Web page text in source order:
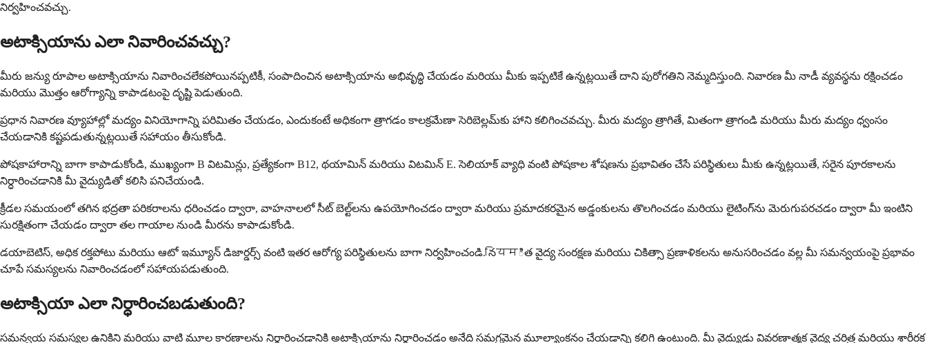
నిర్వహించవచ్చు.
అటాక్సియాను ఎలా నివారించవచ్చు?
మీరు జన్యు రూపాల అటాక్సియాను నివారించలేకపోయినప్పటికీ, సంపాదించిన అటాక్సియాను అభివృద్ధి చేయడం మరియు మీకు ఇప్పటికే ఉన్నట్లయితే దాని పురోగతిని నెమ్మదిస్తుంది. నివారణ మీ నాడీ వ్యవస్థను రక్షించడం
మరియు మొత్తం ఆరోగ్యాన్ని కాపాడటంపై దృష్టి పెడుతుంది.
ప్రధాన నివారణ వ్యూహాల్లో మద్యం వినియోగాన్ని పరిమితం చేయడం, ఎందుకంటే అధికంగా త్రాగడం కాలక్రమేణా సెరిబెల్లమ్‌కు హాని కలిగించవచ్చు. మీరు మద్యం త్రాగితే, మితంగా త్రాగండి మరియు మీరు మద్యం ధ్వంసం
చేయడానికి కష్టపడుతున్నట్లయితే సహాయం తీసుకోండి.
పోషకాహారాన్ని బాగా కాపాడుకోండి, ముఖ్యంగా B విటమిన్లు, ప్రత్యేకంగా B12, థయామిన్ మరియు విటమిన్ E. సెలియాక్ వ్యాధి వంటి పోషకాల శోషణను ప్రభావితం చేసే పరిస్థితులు మీకు ఉన్నట్లయితే, సరైన పూరకాలను
నిర్ధారించడానికి మీ వైద్యుడితో కలిసి పనిచేయండి.
క్రీడల సమయంలో తగిన భద్రతా పరికరాలను ధరించడం ద్వారా, వాహనాలలో సీట్ బెల్ట్‌లను ఉపయోగించడం ద్వారా మరియు ప్రమాదకరమైన అడ్డంకులను తొలగించడం మరియు లైటింగ్‌ను మెరుగుపరచడం ద్వారా మీ ఇంటిని
సురక్షితంగా చేయడం ద్వారా తల గాయాల నుండి మీరను కాపాడుకోండి.
డయాబెటిస్, అధిక రక్తపోటు మరియు ఆటో ఇమ్యూన్ డిజార్డర్స్ వంటి ఇతర ఆరోగ్య పరిస్థితులను బాగా నిర్వహించండి. నियमిత వైద్య సంరక్షణ మరియు చికిత్సా ప్రణాళికలను అనుసరించడం వల్ల మీ సమన్వయంపై ప్రభావం
చూపే సమస్యలను నివారించడంలో సహాయపడుతుంది.
అటాక్సియా ఎలా నిర్ధారించబడుతుంది?
సమన్వయ సమస్యల ఉనికిని మరియు వాటి మూల కారణాలను నిర్ధారించడానికి అటాక్సియాను నిర్ధారించడం అనేది సమగ్రమైన మూల్యాంకనం చేయడాన్ని కలిగి ఉంటుంది. మీ వైద్యుడు వివరణాత్మక వైద్య చరిత్ర మరియు శారీరక